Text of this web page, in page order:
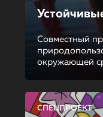
Совместный
окружающей
СПЕЦПРОЕКТ